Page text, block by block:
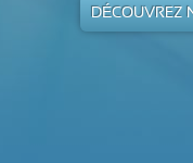
DÉCOUVREZ
DÉCOUVREZ